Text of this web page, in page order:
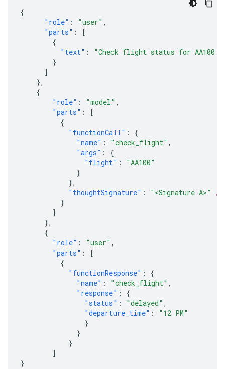
{
"role" : "user" ,
"parts" :
[
{
"text" :
"Check flight status for AA100
}
]
},
{
"role" : "model" ,
"parts" :
[
{
"functionCall" :
{
"name" : "check_flight" ,
"args" :
{
"flight" :
"AA100"
}
},
"thoughtSignature" : "<Signature A>"
//
}
]
},
{
"role" : "user" ,
"parts" :
[
{
"functionResponse" :
{
"name" : "check_flight" ,
"response" :
{
"status" : "delayed" ,
"departure_time" :
"12 PM"
}
}
}
]
}